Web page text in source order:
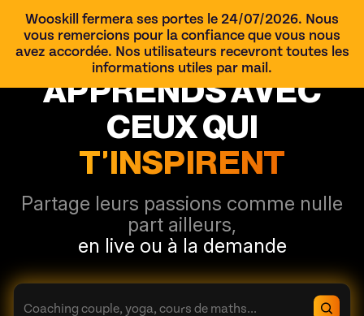
Wooskill fermera ses portes le 24/07/2026. Nous
vous remercions pour la confiance que vous nous
avez accordée. Nos utilisateurs recevront toutes les
informations utiles par mail.
Devenir Skiller
APPRENDSAVEC
CEUX QUI
T'INSPIRENT
Partage leurs passions comme nulle
part ailleurs,
en live ou à la demande